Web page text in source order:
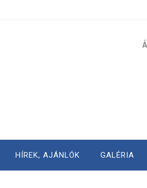
HÍREK, AJÁNLÓK GALÉRIA